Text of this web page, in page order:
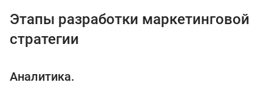
Этапы разработки маркетинговой
стратегии
Аналитика.